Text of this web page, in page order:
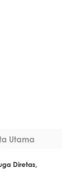
Utama
Diretas,